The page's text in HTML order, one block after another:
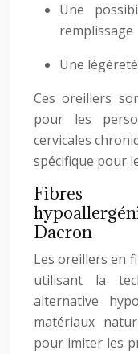
Une
remplissage
Une
Ces oreillers
pour les
cervicales
spécifique pour
Fibres
Dacron
Les oreillers en
utilisant la
alternative
matériaux
pour imiter les